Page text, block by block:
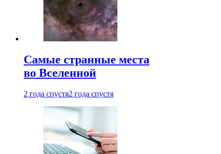
Самые странные места
во Вселенной
2 года спустя2 года спустя